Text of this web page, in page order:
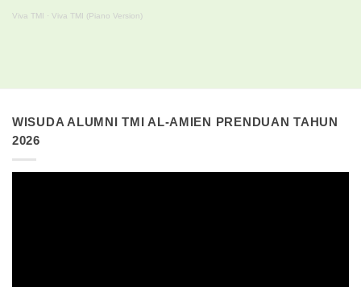
Viva TMI · Viva TMI (Piano Version)
WISUDA ALUMNI TMI AL-AMIEN PRENDUAN TAHUN
2026